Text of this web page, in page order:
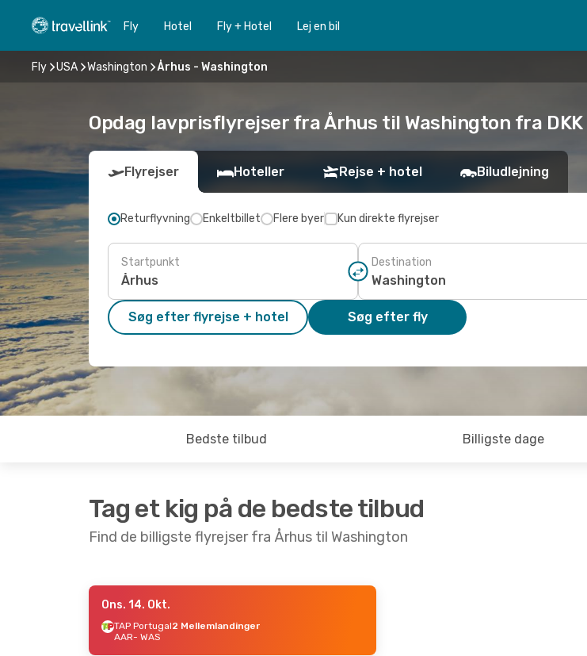
Fly Hotel Fly + Hotel Lej en bil
Fly USA Washington Århus - Washington
Opdag lavprisflyrejser fra Århus til Washington fra
Flyrejser Hoteller Rejse + hotel Biludlejning
Returflyvning Enkeltbillet Flere byer Kun direkte flyrejser
Startpunkt Destination
Søg efter flyrejse + hotel Søg efter fly
Bedste tilbud Billigste dage
Tag et kig på de bedste tilbud
Find de billigste flyrejser fra Århus til Washington
- Tor. 3. Sep.
Scandinavian Airlines
1 Mellemlanding
1 Mellemlanding
Ons. 14. Okt.
TAP Portugal2 Mellemlandinger
AAR- WAS